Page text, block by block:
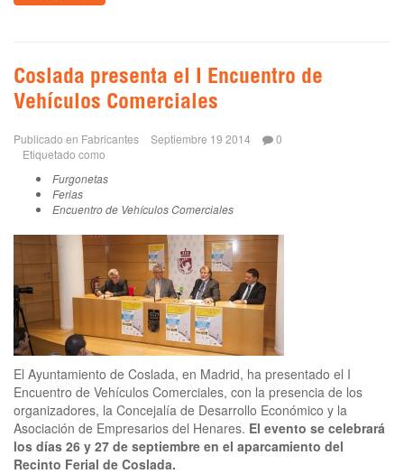
Coslada presenta el I Encuentro de
Vehículos Comerciales
Publicado en Fabricantes Septiembre 19 2014
0
Etiquetado como
Furgonetas
Ferias
Encuentro de Vehículos Comerciales
El Ayuntamiento de Coslada, en Madrid, ha presentado el I
Encuentro de Vehículos Comerciales, con la presencia de los
organizadores, la Concejalía de Desarrollo Económico y la
Asociación de Empresarios del Henares. El evento se celebrará
los días 26 y 27 de septiembre en el aparcamiento del
Recinto Ferial de Coslada.